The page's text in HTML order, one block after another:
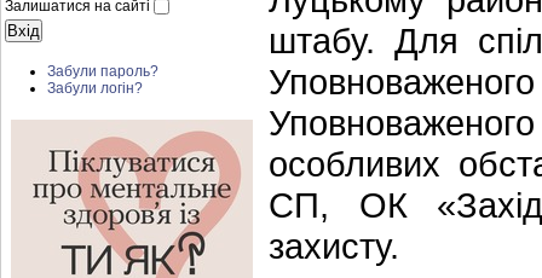
Залишатися на сайті
Забули пароль?
Забули логін?
штабу. Для
особливих
СП, ОК
захисту.